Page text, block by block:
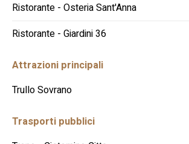
Ristorante - Osteria Sant'Anna
Ristorante - Giardini 36
Attrazioni principali
Trullo Sovrano
Trasporti pubblici